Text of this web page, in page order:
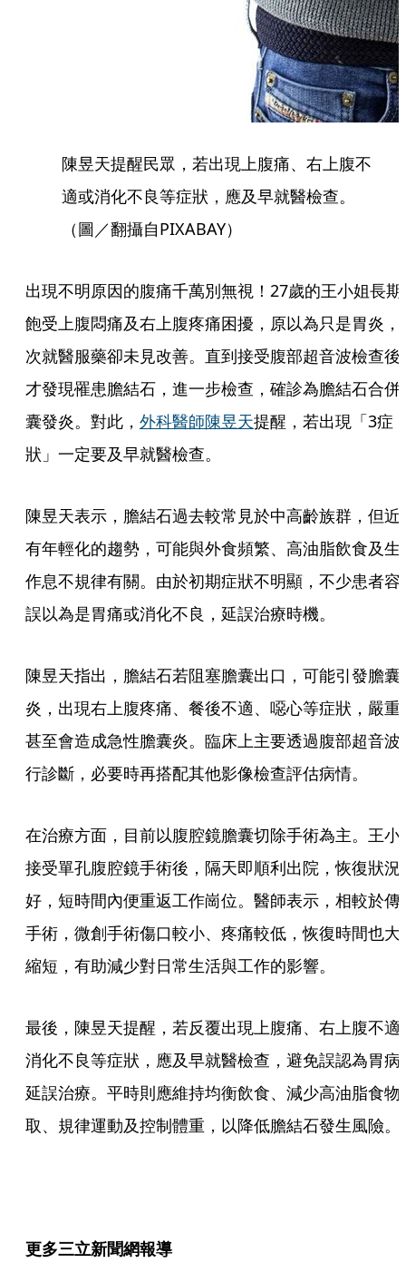
陳昱天提醒民眾，若出現上腹痛、右上腹不
適或消化不良等症狀，應及早就醫檢查。
（圖／翻攝自PIXABAY）
出現不明原因的腹痛千萬別無視！27歲的王小姐長期
飽受上腹悶痛及右上腹疼痛困擾，原以為只是胃炎，
次就醫服藥卻未見改善。直到接受腹部超音波檢查後
才發現罹患膽結石，進一步檢查，確診為膽結石合併
囊發炎。對此， 外科醫師陳昱天提醒，若出現「3症
狀」一定要及早就醫檢查。
陳昱天表示，膽結石過去較常見於中高齡族群，但近
有年輕化的趨勢，可能與外食頻繁、高油脂飲食及生
作息不規律有關。由於初期症狀不明顯，不少患者容
誤以為是胃痛或消化不良，延誤治療時機。
陳昱天指出，膽結石若阻塞膽囊出口，可能引發膽囊
炎，出現右上腹疼痛、餐後不適、噁心等症狀，嚴重
甚至會造成急性膽囊炎。臨床上主要透過腹部超音波
行診斷，必要時再搭配其他影像檢查評估病情。
在治療方面，目前以腹腔鏡膽囊切除手術為主。王小
接受單孔腹腔鏡手術後，隔天即順利出院，恢復狀況
好，短時間內便重返工作崗位。醫師表示，相較於傳
手術，微創手術傷口較小、疼痛較低，恢復時間也大
縮短，有助減少對日常生活與工作的影響。
最後，陳昱天提醒，若反覆出現上腹痛、右上腹不適
消化不良等症狀，應及早就醫檢查，避免誤認為胃病
延誤治療。平時則應維持均衡飲食、減少高油脂食物
取、規律運動及控制體重，以降低膽結石發生風險。
更多三立新聞網報導